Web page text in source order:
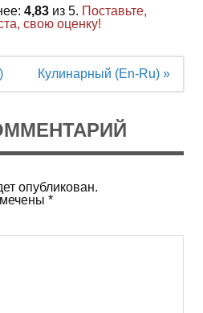
4,83из 5. Поставьте,
свою оценку!
Кулинарный (En-Ru) »
опубликован.
*